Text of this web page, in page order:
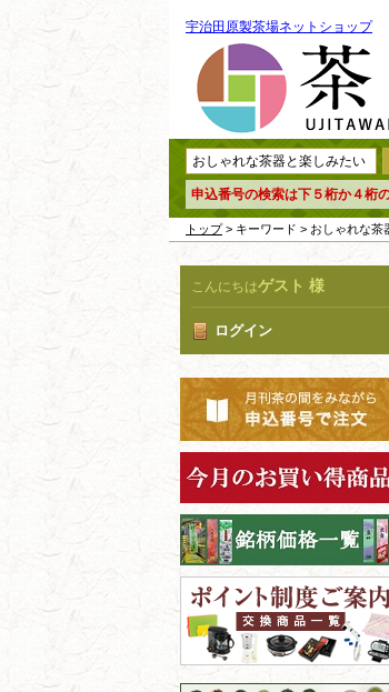
宇治田原製茶場ネットショップ
申込番号の検索は下５桁か４桁
トップ> キーワード > おしゃれな茶
こんにちはゲスト 様
ログイン